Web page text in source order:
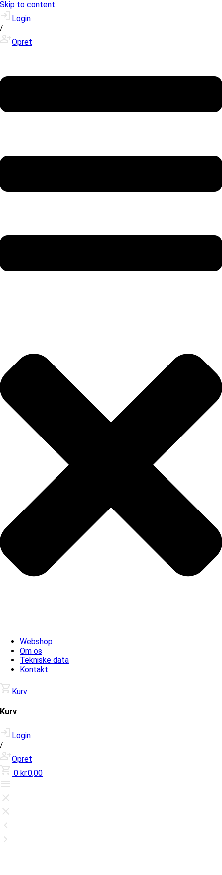
Skip to content
Login
/
Opret
Webshop
Om os
Tekniske data
Kontakt
Kurv
Kurv
Login
/
Opret
0 kr.0,00